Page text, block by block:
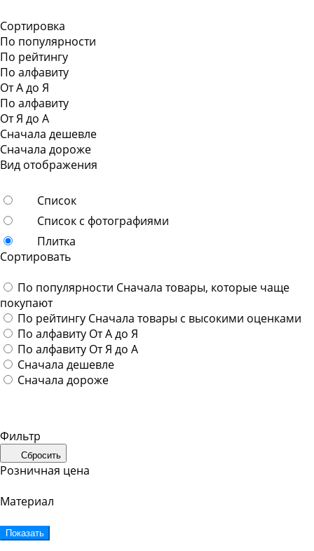
Сортировка
По популярности
По рейтингу
По алфавиту
От А до Я
По алфавиту
От Я до А
Сначала дешевле
Сначала дороже
Вид отображения
Список
Список с фотографиями
Плитка
Сортировать
По популярности Сначала товары, которые чаще
покупают
По рейтингу Сначала товары с высокими оценками
По алфавиту От А до Я
По алфавиту От Я до А
Сначала дешевле
Сначала дороже
Фильтр
Сбросить
Розничная цена
Материал
Показать